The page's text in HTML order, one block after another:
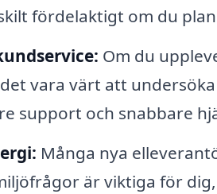
fördelaktigt om du
Om du
vara värt att
support och snabbare
Många nya
är viktiga för